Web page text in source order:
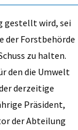
gestellt wird, sei
der Forstbehörde
zu halten.
den die Umwelt
derzeitige
Präsident,
der Abteilung